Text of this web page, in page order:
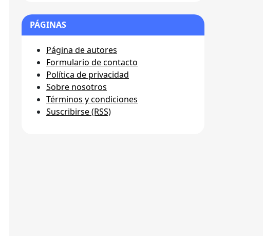
PÁGINAS
Página de autores
Formulario de contacto
Política de privacidad
Sobre nosotros
Términos y condiciones
Suscribirse (RSS)